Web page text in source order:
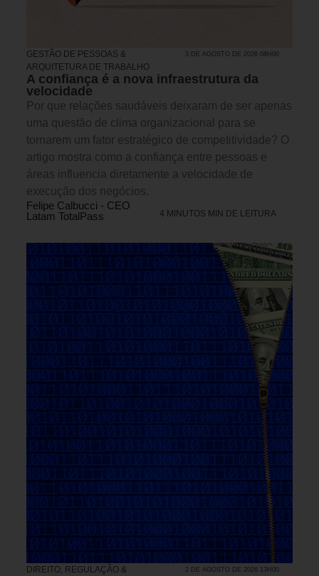
GESTÃO DE PESSOAS &
ARQUITETURA DE TRABALHO
3 DE AGOSTO DE 2026 08H00
A confiança é a nova infraestrutura da
velocidade
Por que relações saudáveis deixaram de ser apenas
uma questão de clima organizacional para se
tornarem um fator estratégico de competitividade? O
artigo mostra como a confiança entre pessoas e
áreas influencia diretamente a velocidade de
execução dos negócios.
Felipe Calbucci - CEO
Latam TotalPass
4 MINUTOS MIN DE LEITURA
DIREITO, REGULAÇÃO &
2 DE AGOSTO DE 2026 13H00